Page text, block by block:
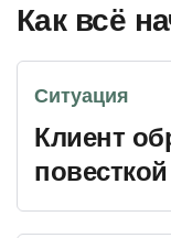
Как всё
Ситуация
Клиент